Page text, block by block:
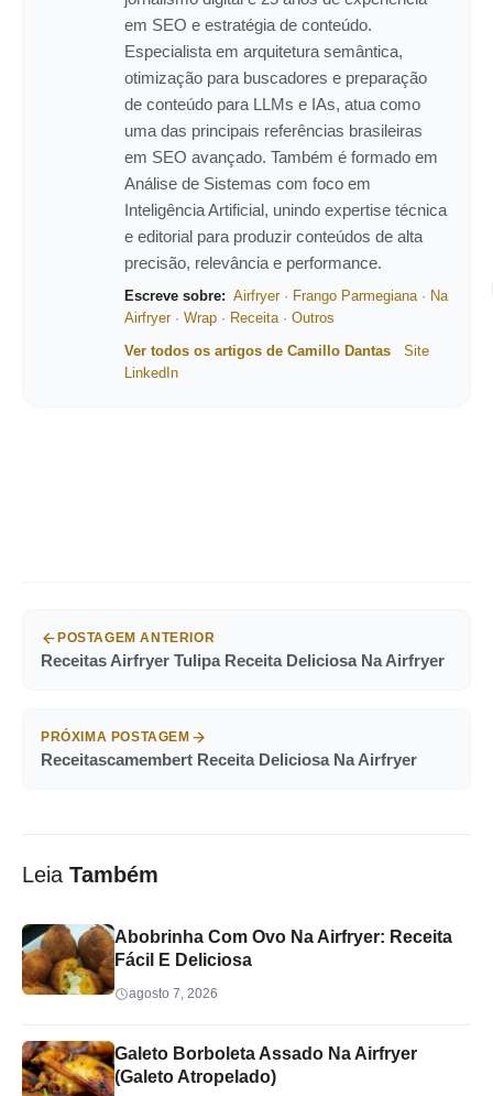
em SEO e estratégia de conteúdo.
Especialista em arquitetura semântica,
otimização para buscadores e preparação
de conteúdo para LLMs e IAs, atua como
uma das principais referências brasileiras
em SEO avançado. Também é formado em
Análise de Sistemas com foco em
Inteligência Artificial, unindo expertise técnica
e editorial para produzir conteúdos de alta
precisão, relevância e performance.
Escreve sobre: Airfryer· Frango Parmegiana· Na
Airfryer· Wrap · Receita· Outros
Ver todos os artigos de Camillo Dantas
Site
LinkedIn
POSTAGEM ANTERIOR
Receitas Airfryer Tulipa Receita Deliciosa Na Airfryer
PRÓXIMA POSTAGEM
Receitascamembert Receita Deliciosa Na Airfryer
Leia Também
Abobrinha Com Ovo Na Airfryer: Receita
Fácil E Deliciosa
agosto 7, 2026
Galeto Borboleta Assado Na Airfryer
(Galeto Atropelado)